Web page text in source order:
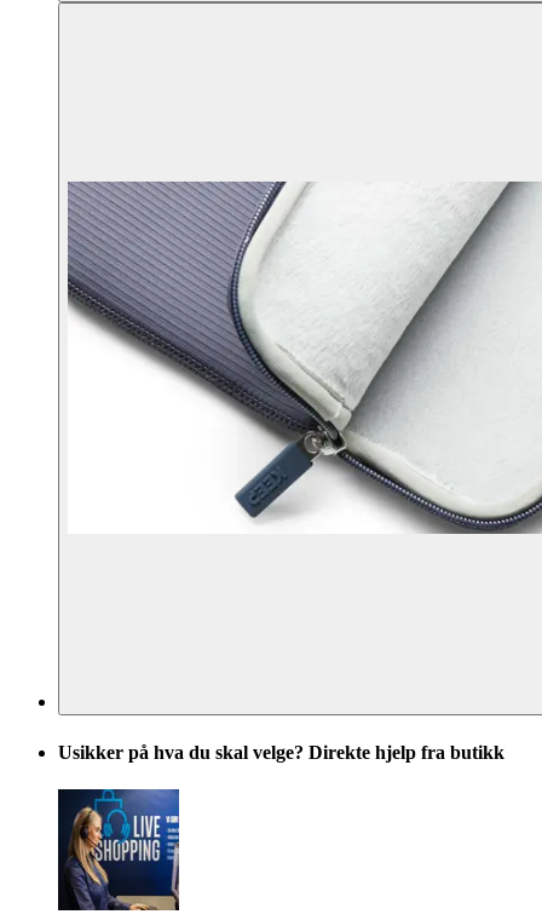
Usikker på hva du skal velge? Direkte hjelp fra butikk